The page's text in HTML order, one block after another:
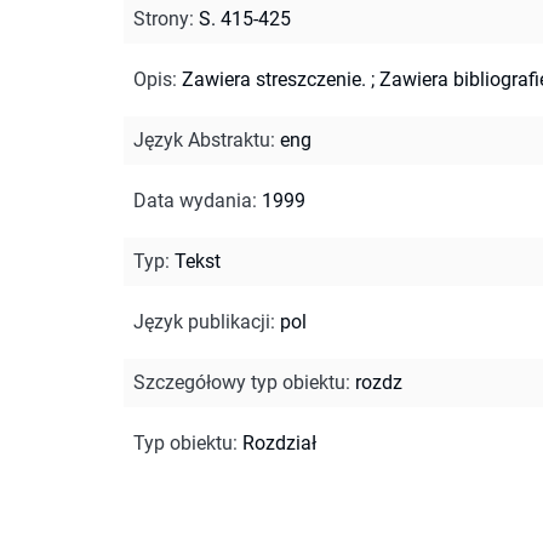
Strony: S. 415-425
Opis: Zawiera streszczenie. ; Zawiera
Język Abstraktu: eng
Data wydania: 1999
Typ: Tekst
Język publikacji: pol
Szczegółowy typ obiektu: rozdz
Typ obiektu: Rozdział